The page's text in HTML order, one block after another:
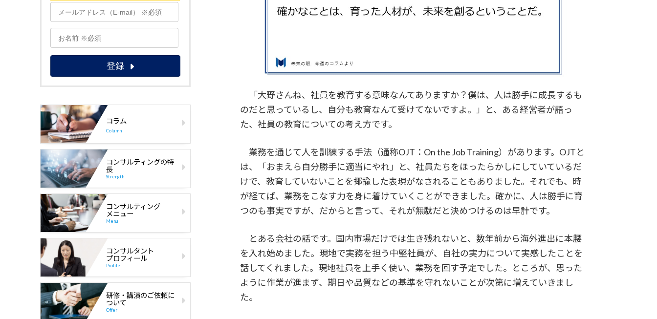
「大野さんね、社員を教育する意味なんてありますか？僕は、人は勝手に成長するも
のだと思っているし、自分も教育なんて受けてないですよ。」と、ある経営者が語っ
た、社員の教育についての考え方です。
業務を通じて人を訓練する手法（通称OJT：On the Job Training）があります。OJTと
は、「おまえら自分勝手に適当にやれ」と、社員たちをほったらかしにしていているだ
けで、教育していないことを揶揄した表現がなされることもありました。それでも、時
が経てば、業務をこなす力を身に着けていくことができました。確かに、人は勝手に育
つのも事実ですが、だからと言って、それが無駄だと決めつけるのは早計です。
とある会社の話です。国内市場だけでは生き残れないと、数年前から海外進出に本腰
を入れ始めました。現地で実務を担う中堅社員が、自社の実力について実感したことを
話してくれました。現地社員を上手く使い、業務を回す予定でした。ところが、思った
ように作業が進まず、期日や品質などの基準を守れないことが次第に増えていきまし
た。
コラム
Column
コンサルティングの特
長
Strength
コンサルティング
メニュー
Menu
コンサルタント
プロフィール
Profile
研修・講演のご依頼に
ついて
Offer